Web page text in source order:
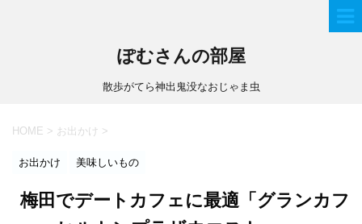
ぽむさんの部屋
散歩がてら神出鬼没なおじゃま虫
HOME > お出かけ >
お出かけ 美味しいもの
梅田でデートカフェに最適「グランカフ